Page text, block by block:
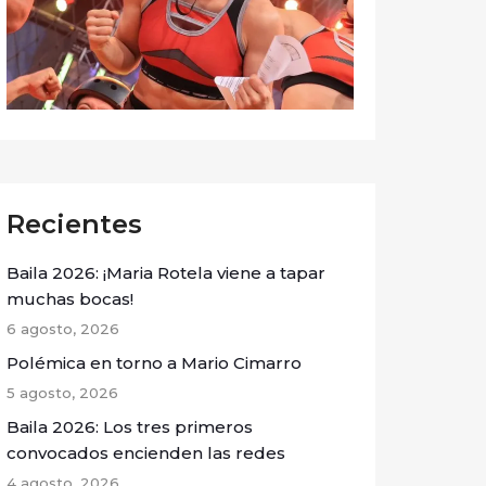
Recientes
Baila 2026: ¡Maria Rotela viene a tapar
muchas bocas!
6 agosto, 2026
Polémica en torno a Mario Cimarro
5 agosto, 2026
Baila 2026: Los tres primeros
convocados encienden las redes
4 agosto, 2026